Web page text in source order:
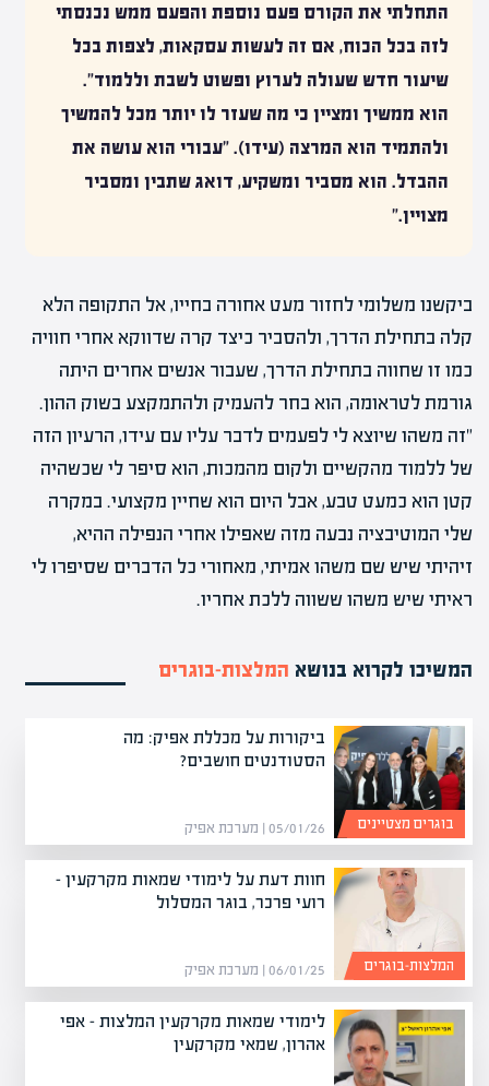
התחלתי את הקורס פעם נוספת והפעם ממש נכנסתי
לזה בכל הכוח, אם זה לעשות עסקאות, לצפות בכל
שיעור חדש שעולה לערוץ ופשוט לשבת וללמוד".
הוא ממשיך ומציין כי מה שעזר לו יותר מכל להמשיך
ולהתמיד הוא המרצה (עידו). "עבורי הוא עושה את
ההבדל. הוא מסביר ומשקיע, דואג שתבין ומסביר
מצויין."
ביקשנו משלומי לחזור מעט אחורה בחייו, אל התקופה הלא
קלה בתחילת הדרך, ולהסביר כיצד קרה שדווקא אחרי חוויה
כמו זו שחווה בתחילת הדרך, שעבור אנשים אחרים היתה
גורמת לטראומה, הוא בחר להעמיק ולהתמקצע בשוק ההון.
"זה משהו שיוצא לי לפעמים לדבר עליו עם עידו, הרעיון הזה
של ללמוד מהקשיים ולקום מהמכות, הוא סיפר לי שכשהיה
קטן הוא כמעט טבע, אבל היום הוא שחיין מקצועי. במקרה
שלי המוטיבציה נבעה מזה שאפילו אחרי הנפילה ההיא,
זיהיתי שיש שם משהו אמיתי, מאחורי כל הדברים שסיפרו לי
ראיתי שיש משהו ששווה ללכת אחריו.
המשיכו לקרוא בנושא המלצות-בוגרים
ביקורות על מכללת אפיק: מה
הסטודנטים חושבים?
05/01/26 | מערכת אפיק בוגרים מצטיינים
חוות דעת על לימודי שמאות מקרקעין –
רועי פרכר, בוגר המסלול
06/01/25 | מערכת אפיק המלצות-בוגרים
לימודי שמאות מקרקעין המלצות – אפי
אהרון, שמאי מקרקעין